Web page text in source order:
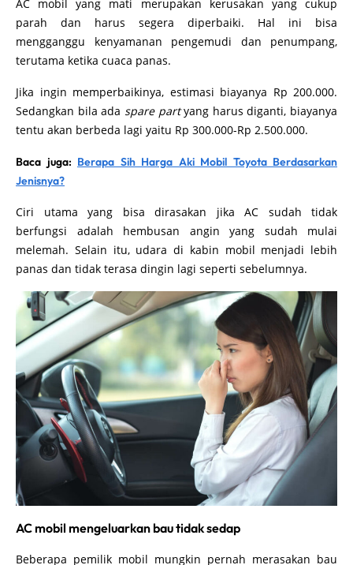
AC mobil yang mati merupakan kerusakan yang cukup
parah dan harus segera diperbaiki. Hal ini bisa
mengganggu kenyamanan pengemudi dan penumpang,
terutama ketika cuaca panas.
Jika ingin memperbaikinya, estimasi biayanya Rp 200.000.
Sedangkan bila ada spare partyang harus diganti, biayanya
tentu akan berbeda lagi yaitu Rp 300.000-Rp 2.500.000.
Baca juga: Berapa Sih Harga Aki Mobil Toyota Berdasarkan
Jenisnya?
Ciri utama yang bisa dirasakan jika AC sudah tidak
berfungsi adalah hembusan angin yang sudah mulai
melemah. Selain itu, udara di kabin mobil menjadi lebih
panas dan tidak terasa dingin lagi seperti sebelumnya.
AC mobil mengeluarkan bau tidak sedap
Beberapa pemilik mobil mungkin pernah merasakan bau